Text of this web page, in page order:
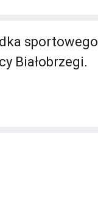
sportowego
Białobrzegi.